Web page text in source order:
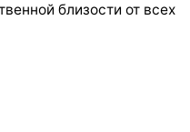
близости от всех